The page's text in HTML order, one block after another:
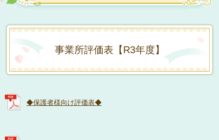
事業所評価表【R3年度】
◆保護者様向け評価表◆